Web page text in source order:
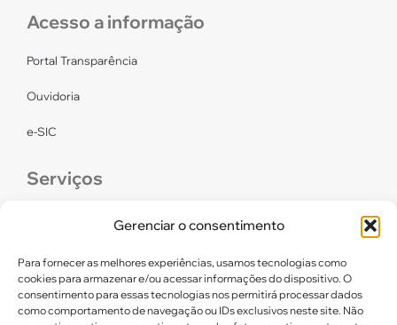
Gerenciar o consentimento
Para fornecer as melhores experiências, usamos tecnologias como
cookies para armazenar e/ou acessar informações do dispositivo. O
consentimento para essas tecnologias nos permitirá processar dados
como comportamento de navegação ou IDs exclusivos neste site. Não
Acesso a informação
Portal Transparência
Ouvidoria
e-SIC
Serviços
Links úteis